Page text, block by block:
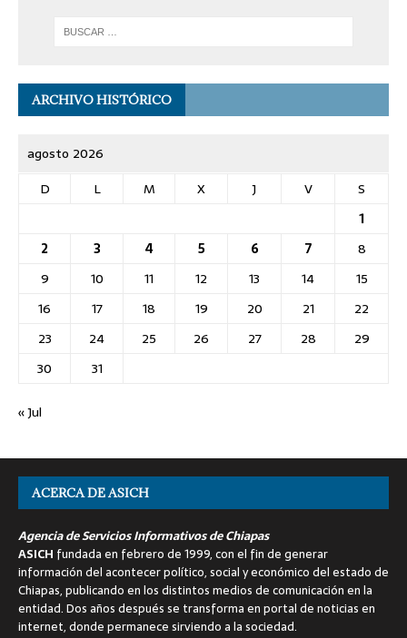
ARCHIVO HISTÓRICO
agosto 2026
D
L M X J V
S
1
2
3 4 5 6 7
8
9
10 11 12 13 14
15
16
17 18 19 20 21
22
23
24 25 26 27 28
29
30
31
« Jul
ACERCA DE ASICH
Agencia de Servicios Informativos de Chiapas
ASICH fundada en febrero de 1999, con el fin de generar
información del acontecer político, social y económico del estado de
Chiapas, publicando en los distintos medios de comunicación en la
entidad. Dos años después se transforma en portal de noticias en
internet, donde permanece sirviendo a la sociedad.